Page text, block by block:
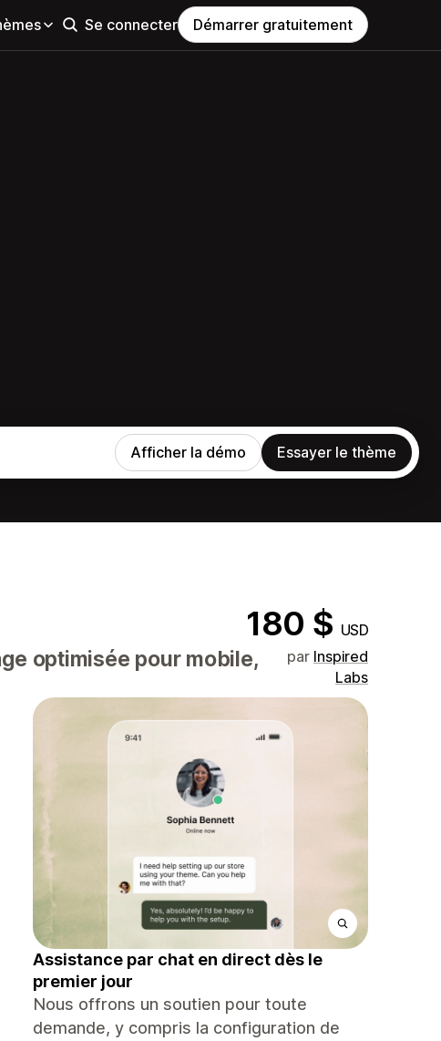
Se connecter Démarrer gratuitement
Afficher la démo Essayer le thème
180 $ USD
optimisée pour mobile,
par Inspired
Labs
Assistance par chat en direct dès le
premier jour
Nous offrons un soutien pour toute
demande, y compris la configuration de